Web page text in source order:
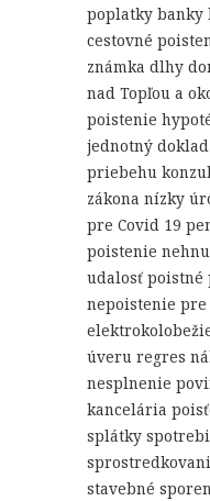
poplatky banky
cestovné
známka dlhy
nad Topľou a
poistenie
jednotný
priebehu
zákona nízky
pre Covid 19
poistenie
udalosť poistné
nepoistenie pre
úveru regres
nesplnenie
kancelária
splátky
stavebné